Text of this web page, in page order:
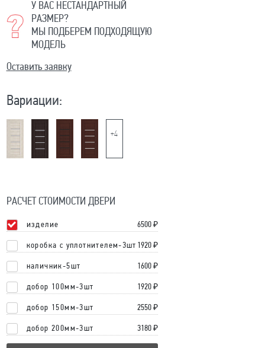
У ВАС НЕСТАНДАРТНЫЙ
РАЗМЕР?
МЫ ПОДБЕРЕМ ПОДХОДЯЩУЮ
МОДЕЛЬ
Оставить заявку
Вариации:
+4
РАСЧЕТ СТОИМОСТИ ДВЕРИ
изделие 6500₽
коробка с уплотнителем-3шт 1920 ₽
наличник-5шт 1600 ₽
добор 100мм-3шт 1920 ₽
добор 150мм-3шт 2550 ₽
добор 200мм-3шт 3180 ₽